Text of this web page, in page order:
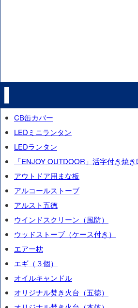
CB缶カバー
LEDミニランタン
LEDランタン
「ENJOY OUTDOOR」活字付き焼き
アウトドア用まな板
アルコールストーブ
アルスト五徳
ウインドスクリーン（風防）
ウッドストーブ（ケース付き）
エアー枕
エギ（３個）
オイルキャンドル
オリジナル焚き火台（五徳）